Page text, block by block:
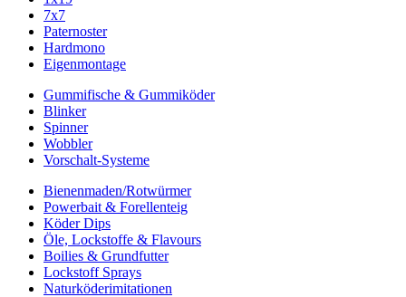
7x7
Paternoster
Hardmono
Eigenmontage
Gummifische & Gummiköder
Blinker
Spinner
Wobbler
Vorschalt-Systeme
Bienenmaden/Rotwürmer
Powerbait & Forellenteig
Köder Dips
Öle, Lockstoffe & Flavours
Boilies & Grundfutter
Lockstoff Sprays
Naturköderimitationen